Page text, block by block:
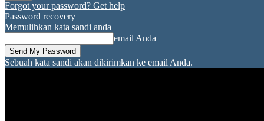
Forgot your password? Get help
Password recovery
Memulihkan kata sandi anda
email Anda
Sebuah kata sandi akan dikirimkan ke email Anda.